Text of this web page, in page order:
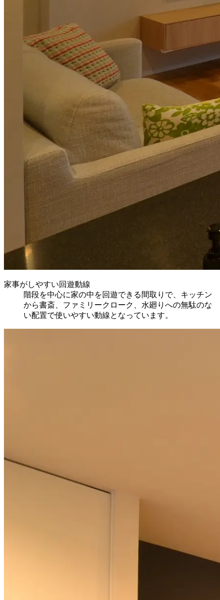
家事がしやすい回遊動線
階段を中心に家の中を回遊できる間取りで、キッチン
から書斎、ファミリークローク、水廻りへの無駄のな
い配置で使いやすい動線となっています。